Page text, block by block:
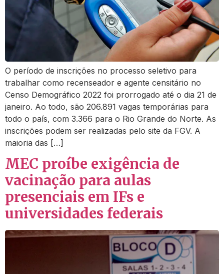
O período de inscrições no processo seletivo para
trabalhar como recenseador e agente censitário no
Censo Demográfico 2022 foi prorrogado até o dia 21 de
janeiro. Ao todo, são 206.891 vagas temporárias para
todo o país, com 3.366 para o Rio Grande do Norte. As
inscrições podem ser realizadas pelo site da FGV. A
maioria das […]
MEC proíbe exigência de
vacinação para aulas
presenciais em IFs e
universidades federais